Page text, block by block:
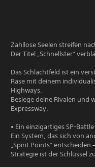
Zahllose Seelen streifen
Der Titel „Schnellster“
Das Schlachtfeld ist ein
Rase mit deinem
Highways.
Besiege deine Rivalen und
Expressway.
• Ein einzigartiges SP-Battle
Ein System, das sich von
„Spirit Points“
Strategie ist der Schlüssel